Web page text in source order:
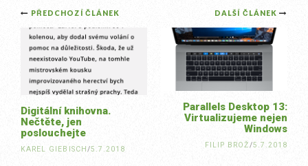
Post
navigation
DALŠÍ ČLÁNEK
Parallels Desktop 13:
Virtualizujeme nejen
Windows
FILIP BROŽ/5.7.2018
PŘEDCHOZÍ ČLÁNEK
Digitální knihovna.
Nečtěte, jen
poslouchejte
KAREL GIEBISCH /5.7.2018